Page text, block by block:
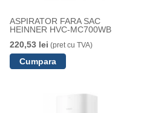
ASPIRATOR FARA SAC
HEINNER HVC-MC700WB
220,53 lei (pret cu TVA)